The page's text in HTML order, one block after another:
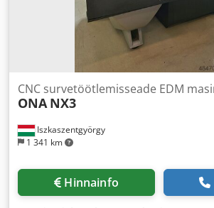
Iszkaszentgyörgy
1 341 km
CNC survetöötlemisseade EDM
ONA NX3
Hinnainfo